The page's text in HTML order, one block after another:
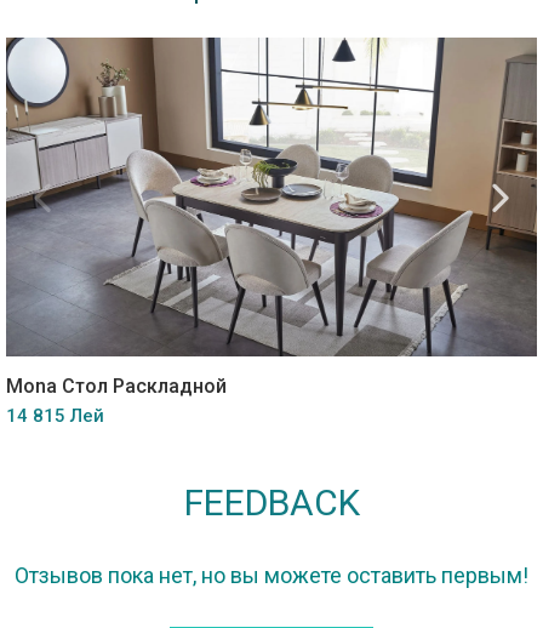
Mona Стол Раскладной
14 815 Лей
FEEDBACK
Отзывов пока нет, но вы можете оставить первым!